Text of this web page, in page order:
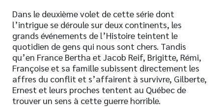
Dans le deuxième volet de cette série dont
l’intrigue se déroule sur deux continents, les
grands événements de l’Histoire teintent le
quotidien de gens qui nous sont chers. Tandis
qu’en France Bertha et Jacob Reif, Brigitte, Rémi,
Françoise et sa famille subissent directement les
a­ffres du conflit et s’a­ffairent à survivre, Gilberte,
Ernest et leurs proches tentent au Québec de
trouver un sens à cette guerre horrible.